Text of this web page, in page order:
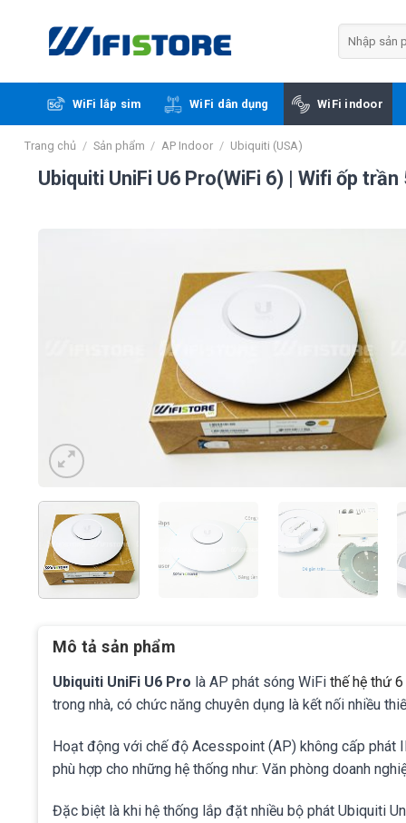
kiếm:
WiFi lắp sim WiFi dân dụng WiFi indoor
Trang chủ / Sản phẩm / AP Indoor / Ubiquiti (USA)
Ubiquiti UniFi U6 Pro(WiFi 6) | Wifi ốp
Mô tả sản phẩm
Ubiquiti UniFi U6 Pro là AP phát sóng WiFi thế hệ thứ 6
trong nhà, có chức năng chuyên dụng là kết nối nhiều
Hoạt động với chế độ Acesspoint (AP) không cấp phát
phù hợp cho những hệ thống như: Văn phòng doanh
Đặc biệt là khi hệ thống lắp đặt nhiều bộ phát Ubiquiti